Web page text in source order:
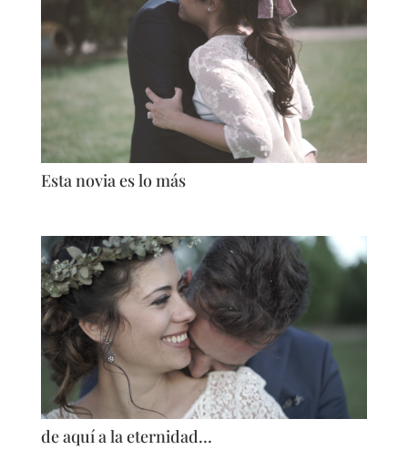
Esta novia es lo más
de aquí a la eternidad…